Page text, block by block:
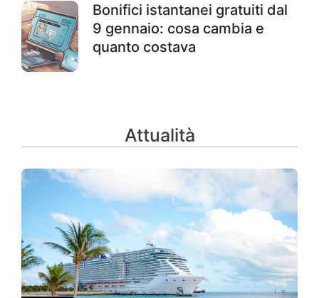
Bonifici istantanei gratuiti dal
9 gennaio: cosa cambia e
quanto costava
Attualità